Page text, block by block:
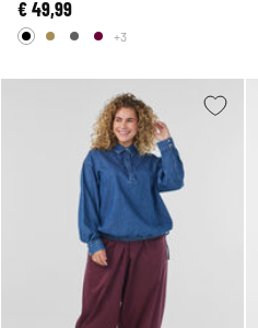
€ 49,99
+3